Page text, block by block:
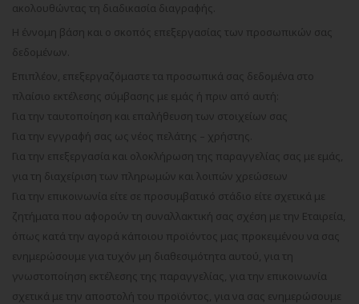
ακολουθώντας τη διαδικασία διαγραφής.
Η έννομη βάση και ο σκοπός επεξεργασίας των προσωπικών σας
δεδομένων.
Επιπλέον, επεξεργαζόμαστε τα προσωπικά σας δεδομένα στο
πλαίσιο εκτέλεσης σύμβασης με εμάς ή πριν από αυτή:
Για την ταυτοποίηση και επαλήθευση των στοιχείων σας
Για την εγγραφή σας ως νέος πελάτης – χρήστης.
Για την επεξεργασία και ολοκλήρωση της παραγγελίας σας με εμάς,
για τη διαχείριση των πληρωμών και λοιπών χρεώσεων
Για την επικοινωνία είτε σε προσυμβατικό στάδιο είτε σχετικά με
ζητήματα που αφορούν τη συναλλακτική σας σχέση με την Εταιρεία,
όπως κατά την αγορά κάποιου προϊόντος μας προκειμένου να σας
ενημερώσουμε για τυχόν μη διαθεσιμότητα αυτού, για τη
γνωστοποίηση εκτέλεσης της παραγγελίας, για την επικοινωνία
σχετικά με την αποστολή του προϊόντος, για να σας ενημερώσουμε